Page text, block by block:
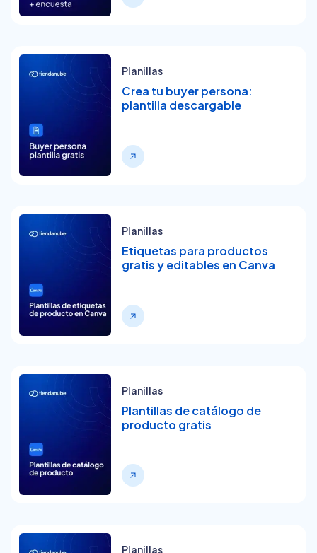
Planillas
Crea tu buyer persona:
plantilla descargable
Planillas
Etiquetas para productos
gratis y editables en Canva
Planillas
Plantillas de catálogo de
producto gratis
Planillas